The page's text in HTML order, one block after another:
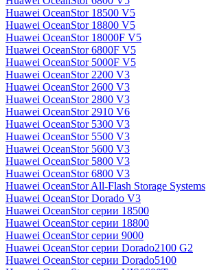
Huawei OceanStor 18500 V5
Huawei OceanStor 18800 V5
Huawei OceanStor 18000F V5
Huawei OceanStor 6800F V5
Huawei OceanStor 5000F V5
Huawei OceanStor 2200 V3
Huawei OceanStor 2600 V3
Huawei OceanStor 2800 V3
Huawei OceanStor 2910 V6
Huawei OceanStor 5300 V3
Huawei OceanStor 5500 V3
Huawei OceanStor 5600 V3
Huawei OceanStor 5800 V3
Huawei OceanStor 6800 V3
Huawei OceanStor All-Flash Storage Systems
Huawei OceanStor Dorado V3
Huawei OceanStor серии 18500
Huawei OceanStor серии 18800
Huawei OceanStor серии 9000
Huawei OceanStor серии Dorado2100 G2
Huawei OceanStor серии Dorado5100